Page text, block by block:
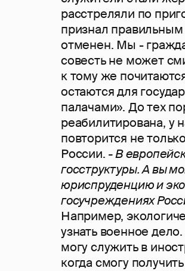
расстреляли по
признал
отменен. Мы -
совесть не может
к тому же
остаются для
палачами». До тех
реабилитирована, у
повторится не
России. - В
госструктуры. А вы
юриспруденцию и
госучреждениях
Например,
узнать военное дело.
могу служить в
когда смогу